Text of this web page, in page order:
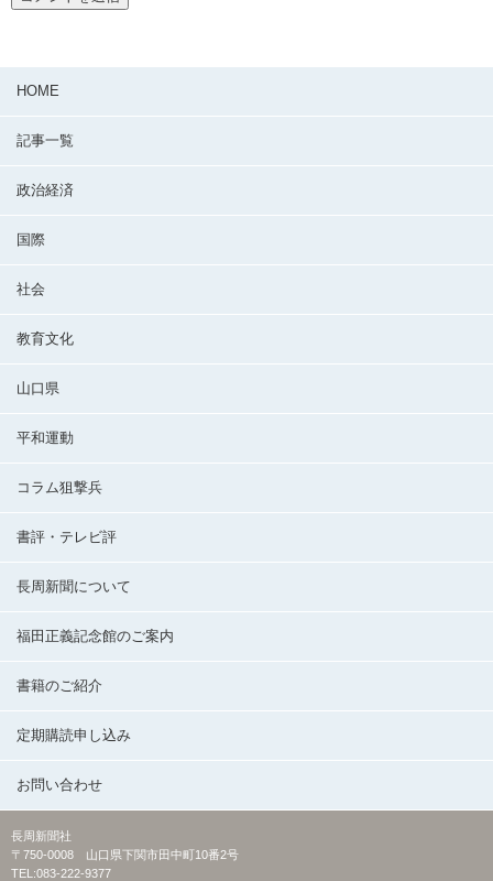
HOME
記事一覧
政治経済
国際
社会
教育文化
山口県
平和運動
コラム狙撃兵
書評・テレビ評
長周新聞について
福田正義記念館のご案内
書籍のご紹介
定期購読申し込み
お問い合わせ
長周新聞社
〒750-0008 山口県下関市田中町10番2号
TEL:083-222-9377